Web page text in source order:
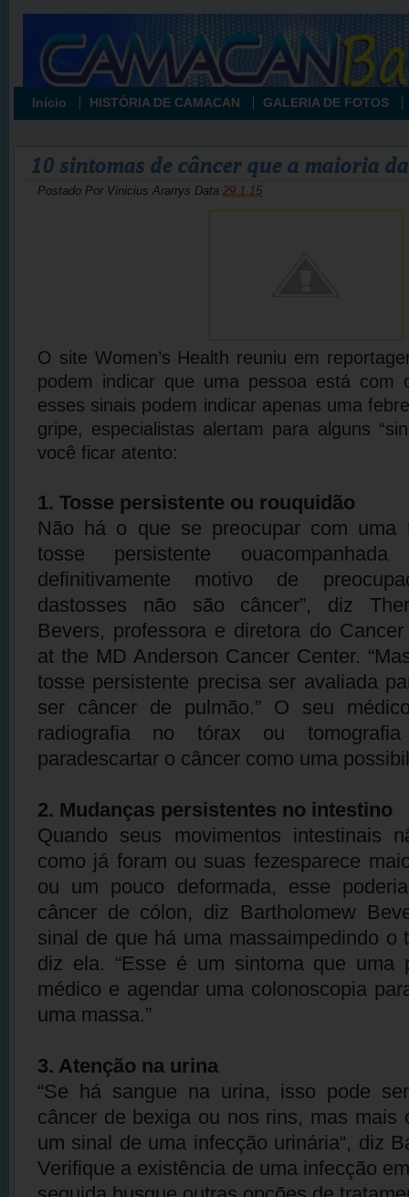
Início HISTÓRIA DE CAMACAN GALERIA DE FOTOS
10 sintomas de câncer que a maioria
Postado Por Vinicius Ararrys Data 29.1.15
O site Women’s Health reuniu em
podem indicar que uma pessoa está com
esses sinais podem indicar apenas uma
gripe, especialistas alertam para alguns
você ficar atento:
1. Tosse persistente ou rouquidão
Não há o que se preocupar com uma
tosse persistente
definitivamente motivo de
dastosses não são câncer”, diz
Bevers, professora e diretora do
at the MD Anderson Cancer Center.
tosse persistente precisa ser avaliada
ser câncer de pulmão.” O seu
radiografia no tórax ou tomografia
paradescartar o câncer como uma
2. Mudanças persistentes no intestino
Quando seus movimentos intestinais
como já foram ou suas fezesparece
ou um pouco deformada, esse
câncer de cólon, diz Bartholomew
sinal de que há uma massaimpedindo o
diz ela. “Esse é um sintoma que uma
médico e agendar uma colonoscopia
uma massa.”
3. Atenção na urina
“Se há sangue na urina, isso pode
câncer de bexiga ou nos rins, mas mais
um sinal de uma infecção urinária“, diz
Verifique a existência de uma infecção